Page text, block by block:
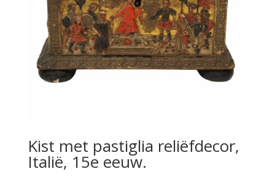
Kist met pastiglia reliëfdecor,
Italië, 15e eeuw.